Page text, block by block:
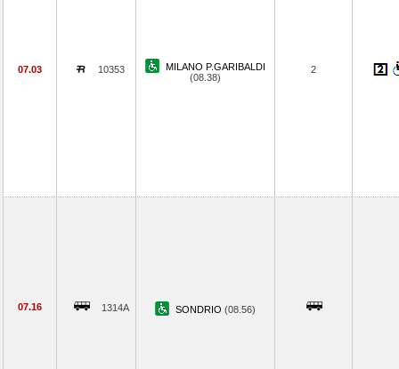
07.03 10353
MILANO P.GARIBALDI
(08.38)
2
07.16 1314A SONDRIO (08.56)